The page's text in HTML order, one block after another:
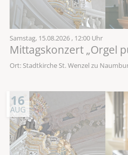
Samstag, 15.08.2026 , 12:00 Uhr
Mittagskonzert „Orgel
Ort: Stadtkirche St. Wenzel zu
16
AUG